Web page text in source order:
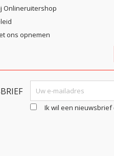
Onlineruitershop
ons opnemen
Ik wil een nieuwsbrief